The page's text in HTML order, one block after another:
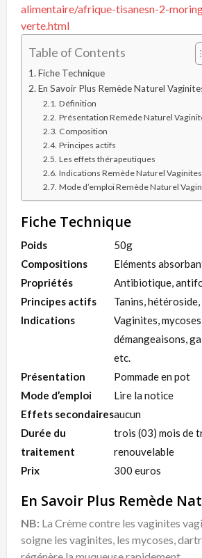
alimentaire/afrique-tisanesn-2-
verte.html
Table of Contents
Fiche Technique
En Savoir Plus Remède Naturel
Définition
Présentation Remède Naturel
Composition
Principes actifs
Les effets thérapeutiques
Indications Remède Naturel Vaginites
Mode d’emploi Remède Naturel
Fiche Technique
Poids
50g
Compositions
Eléments
Propriétés
Antibiotique,
Principes actifs
Tanins,
Indications
Vaginites,
démangeaisons,
etc.
Présentation
Pommade en pot
Mode d’emploi
Lire la notice
Effets secondairesaucun
Durée du
traitement
trois (03) mois de
renouvelable
Prix
300 euros
NB: La Crème contre les vaginites
soigne les vaginites, les mycoses,